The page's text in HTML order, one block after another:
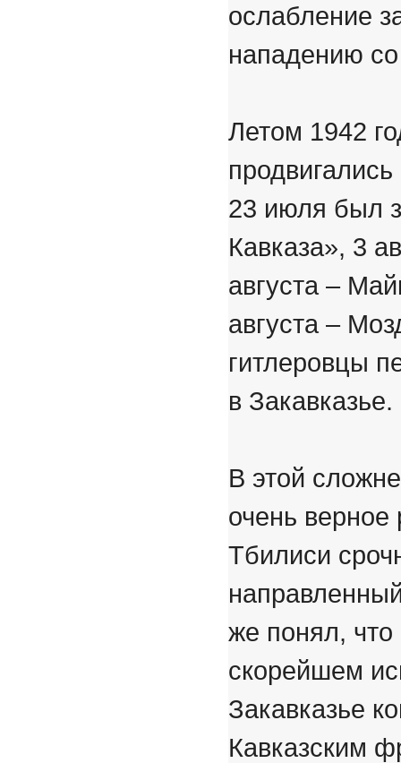
ослабление
нападению
Летом 1942
23 июля был
Кавказа», 3
августа –
августа –
гитлеровцы
в Закавказье.
В этой
очень
Тбилиси
же понял, что
скорейшем
Закавказье
Кавказским